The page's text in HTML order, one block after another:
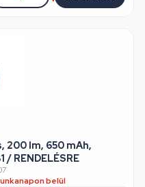
200 lm, 650 mAh,
/ RENDELÉSRE
belül